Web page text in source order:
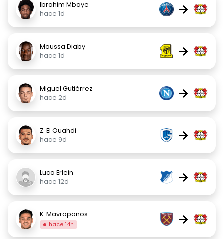
Ibrahim Mbaye
hace 1d
→
Moussa Diaby
hace 1d
→
Miguel Gutiérrez
hace 2d
→
Z. El Ouahdi
hace 9d
→
Luca Erlein
hace 12d
→
K. Mavropanos
hace 14h →